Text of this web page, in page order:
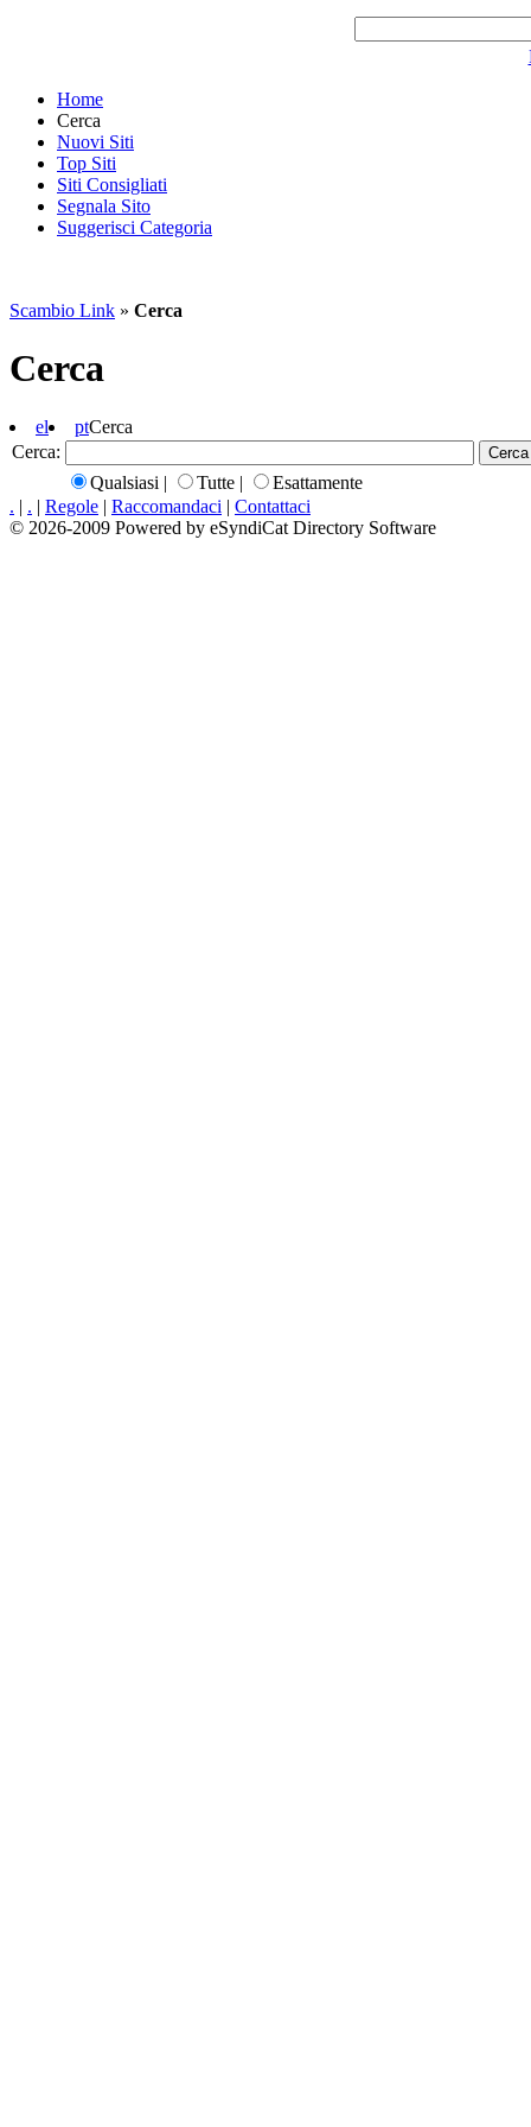
Home
Cerca
Nuovi Siti
Top Siti
Siti Consigliati
Segnala Sito
Suggerisci Categoria
Scambio Link » Cerca
Cerca
el ptCerca
Cerca:
Qualsiasi | Tutte |
Esattamente
. | . | Regole | Raccomandaci | Contattaci
© 2026-2009 Powered by eSyndiCat Directory Software